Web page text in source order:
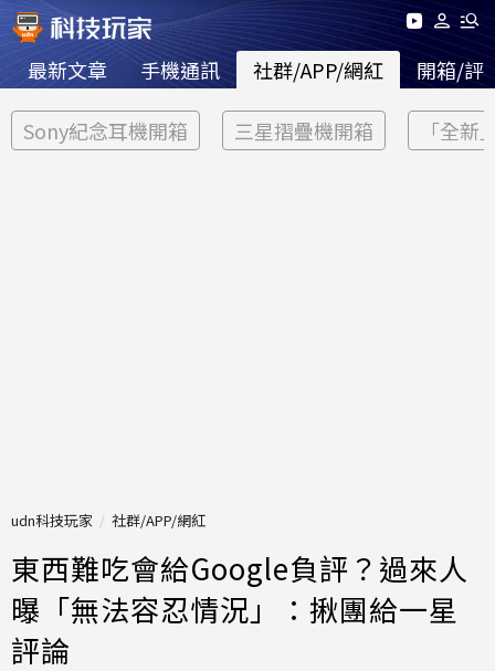
最新文章 手機通訊 社群/APP/網紅 開箱/評
Sony紀念耳機開箱 三星摺疊機開箱 「全新
udn科技玩家 社群/APP/網紅
東西難吃會給Google負評？過來人
曝「無法容忍情況」：揪團給一星
評論